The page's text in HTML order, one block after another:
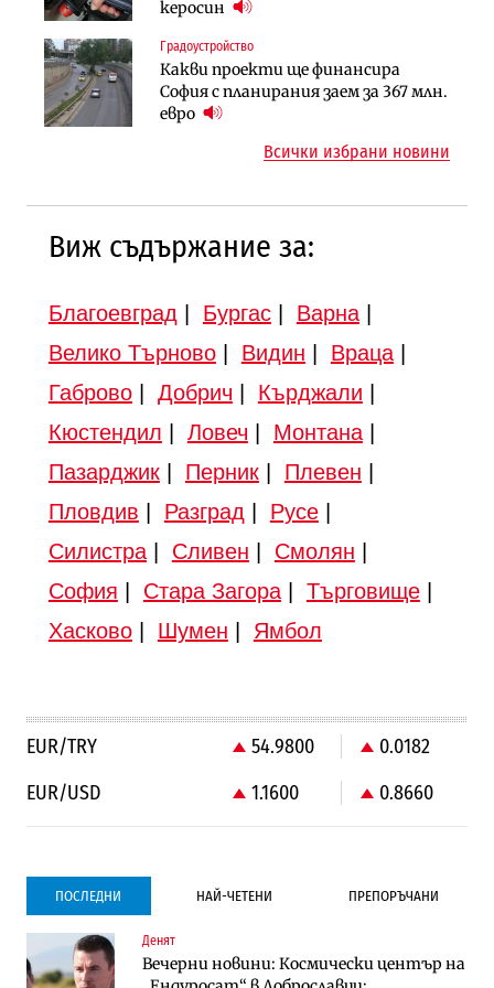
керосин
Градоустройство
Какви проекти ще финансира
София с планирания заем за 367 млн.
евро
парцеларния план за
Търново
Градоустройство
Шест кандидата с интерес към
(Графика)
Инфраструктура
Вторият мост над Варненското
езеро става част от бъдещата
магистрала „Черно море“
Всички избрани новини
Виж съдържание за:
Благоевград Бургас| Варна|
Велико Търново| Видин Враца|
Габрово| Добрич Кърджали
Кюстендил
Ловеч Монтана|
Пазарджик| Перник| Плевен
Пловдив
Разград Русе|
Силистра| Сливен Смолян
София
Стара Загора| Търговище|
Хасково| Шумен Ямбол
EUR/TRY 54.9800
0.0182
EUR/USD
1.1600 0.8660
ПОСЛЕДНИ НАЙ-ЧЕТЕНИ ПРЕПОРЪЧАНИ
Денят
Вечерни новини: Космически център на
Градоустройство
Столична община избра изпълнител за
Компании
Vivacom предлага над 150 устройства с